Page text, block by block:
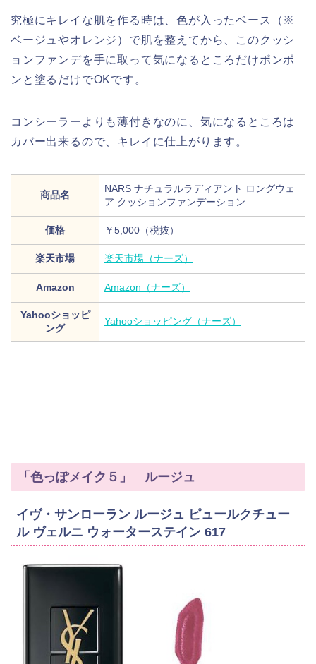
究極にキレイな肌を作る時は、色が入ったベース（※
ベージュやオレンジ）で肌を整えてから、このクッシ
ョンファンデを手に取って気になるところだけポンポ
ンと塗るだけでOKです。
コンシーラーよりも薄付きなのに、気になるところは
カバー出来るので、キレイに仕上がります。
商品名
NARS ナチュラルラディアント ロングウェ
ア クッションファンデーション
価格 ￥5,000（税抜）
楽天市場 楽天市場（ナーズ）
Amazon Amazon（ナーズ）
Yahooショッピ
ング
Yahooショッピング（ナーズ）
「色っぽメイク５」 ルージュ
イヴ・サンローラン ルージュ ピュールクチュー
ル ヴェルニ ウォーターステイン 617